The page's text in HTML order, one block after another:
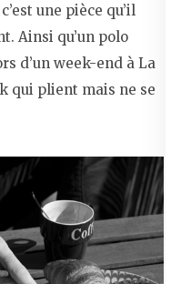
une pièce qu’il
Ainsi qu’un polo
d’un week-end à La
qui plient mais ne se